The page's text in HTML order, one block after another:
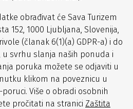
obrađivat će Sava Turizem
152, 1000 Ljubljana, Slovenija,
(članak 6(1)(a) GDPR-a) i do
u svrhu slanja naših ponuda i
poruka možete se odjaviti u
klikom na poveznicu u
Više o obradi osobnih
pročitati na stranici Zaštita